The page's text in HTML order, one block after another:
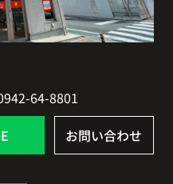
64-8801
お問い合わせ